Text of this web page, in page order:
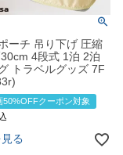
ーチ 吊り下げ 圧縮
4段式 1泊 2泊
トラベルグッズ 7F
50%OFFクーポン対象
る